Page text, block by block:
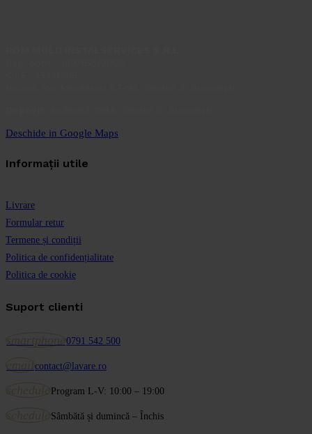
Deschide in Google Maps
Informații utile
Livrare
Formular retur
Termene și condiții
Politica de confidențialitate
Politica de cookie
Suport clienti
0791 542 500
contact@lavare.ro
Program L-V: 10:00 – 19:00
Sâmbătă și dumincă – Închis